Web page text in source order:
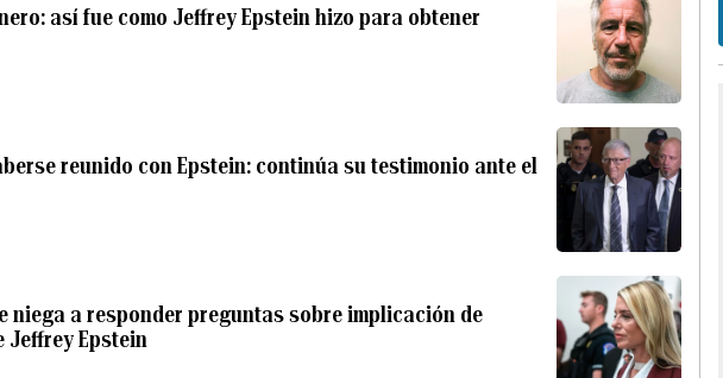
así fue como Jeffrey Epstein hizo para obtener
reunido con Epstein: continúa su testimonio ante el
niega a responder preguntas sobre implicación de
Jeffrey Epstein